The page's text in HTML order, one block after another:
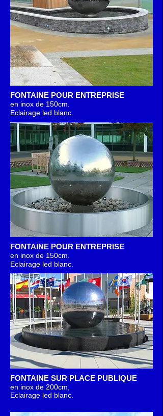
FONTAINE POUR ENTREPRISE
en inox de 150cm
Eclairage led blanc.
FONTAINE POUR ENTREPRISE
en inox de 150cm
Eclairage led blanc.
FONTAINE SUR PLACE PUBLIQUE
en inox de 200cm,
Eclairage led blanc.